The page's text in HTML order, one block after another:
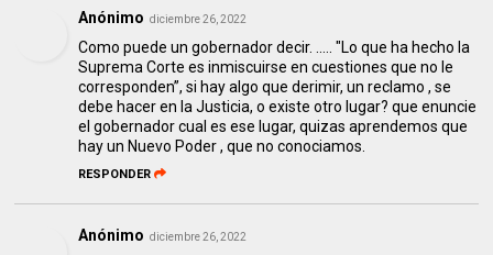
Anónimo diciembre 26, 2022
Como puede un gobernador decir. ..... "Lo que ha hecho la
Suprema Corte es inmiscuirse en cuestiones que no le
corresponden”, si hay algo que derimir, un reclamo , se
debe hacer en la Justicia, o existe otro lugar? que enuncie
el gobernador cual es ese lugar, quizas aprendemos que
hay un Nuevo Poder , que no conociamos.
RESPONDER
Anónimo diciembre 26, 2022